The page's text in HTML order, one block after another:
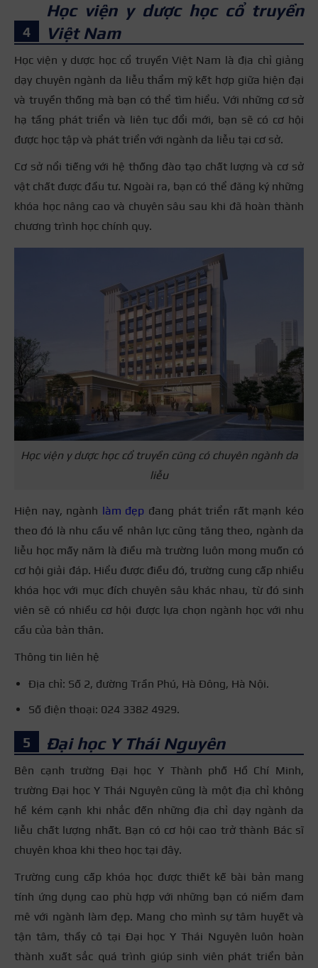
Học viện y dược học cổ truyền
Việt Nam
Học viện y dược học cổ truyền Việt Nam là địa chỉ giảng
dạy chuyên ngành da liễu thẩm mỹ kết hợp giữa hiện đại
và truyền thống mà bạn có thể tìm hiểu. Với những cơ sở
hạ tầng phát triển và liên tục đổi mới, bạn sẽ có cơ hội
được học tập và phát triển với ngành da liễu tại cơ sở.
Cơ sở nổi tiếng với hệ thống đào tạo chất lượng và cơ sở
vật chất được đầu tư. Ngoài ra, bạn có thể đăng ký những
khóa học nâng cao và chuyên sâu sau khi đã hoàn thành
chương trình học chính quy.
Học viện y dược học cổ truyền cũng có chuyên ngành da
liễu
Hiện nay, ngành làm đẹp đang phát triển rất mạnh kéo
theo đó là nhu cầu về nhân lực cũng tăng theo, ngành da
liễu học mấy năm là điều mà trường luôn mong muốn có
cơ hội giải đáp. Hiểu được điều đó, trường cung cấp nhiều
khóa học với mục đích chuyên sâu khác nhau, từ đó sinh
viên sẽ có nhiều cơ hội được lựa chọn ngành học với nhu
cầu của bản thân.
Thông tin liên hệ
Địa chỉ: Số 2, đường Trần Phú, Hà Đông, Hà Nội.
Số điện thoại: 024 3382 4929.
Đại học Y Thái Nguyên
Bên cạnh trường Đại học Y Thành phố Hồ Chí Minh,
trường Đại học Y Thái Nguyên cũng là một địa chỉ không
hề kém cạnh khi nhắc đến những địa chỉ dạy ngành da
liễu chất lượng nhất. Bạn có cơ hội cao trở thành Bác sĩ
chuyên khoa khi theo học tại đây.
Trường cung cấp khóa học được thiết kế bài bản mang
tính ứng dụng cao phù hợp với những bạn có niềm đam
mê với ngành làm đẹp. Mang cho mình sự tâm huyết và
tận tâm, thầy cô tại Đại học Y Thái Nguyên luôn hoàn
thành xuất sắc quá trình giúp sinh viên phát triển bản